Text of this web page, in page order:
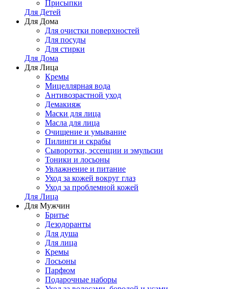
Присыпки
Для Детей
Для Дома
Для очистки поверхностей
Для посуды
Для стирки
Для Дома
Для Лица
Кремы
Мицеллярная вода
Антивозрастной уход
Демакияж
Маски для лица
Масла для лица
Очищение и умывание
Пилинги и скрабы
Сыворотки, эссенции и эмульсии
Тоники и лосьоны
Увлажнение и питание
Уход за кожей вокруг глаз
Уход за проблемной кожей
Для Лица
Для Мужчин
Бритье
Дезодоранты
Для душа
Для лица
Кремы
Лосьоны
Парфюм
Подарочные наборы